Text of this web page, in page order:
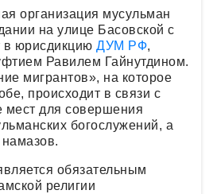
организация мусульман
на улице Басовской с
в юрисдикцию ДУМ РФ,
Равилем Гайнутдином.
мигрантов», на которое
происходит в связи с
мест для совершения
богослужений, а
обязательным
религии